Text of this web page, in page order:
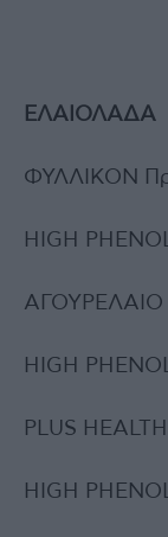
ΕΛΑΙΟΛΑΔΑ
ΦΥΛΛΙΚΟΝ
HIGH
ΑΓΟΥΡΕΛΑΙΟ
HIGH
PLUS
HIGH